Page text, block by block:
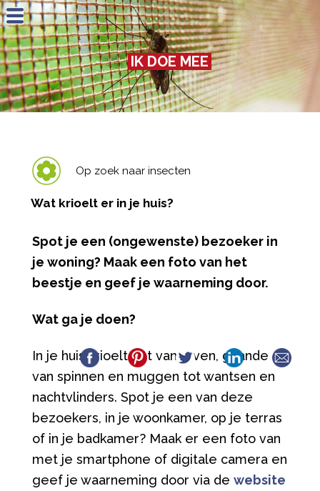
Jump to navigation
IK DOE MEE
Op zoek naar insecten
Wat krioelt er in je huis?
Spot je een (ongewenste) bezoeker in
je woning? Maak een foto van het
beestje en geef je waarneming door.
Wat ga je doen?
In je huis krioelt het van leven, gaande
van spinnen en muggen tot wantsen en
nachtvlinders. Spot je een van deze
bezoekers, in je woonkamer, op je terras
of in je badkamer? Maak er een foto van
met je smartphone of digitale camera en
geef je waarneming door via de website